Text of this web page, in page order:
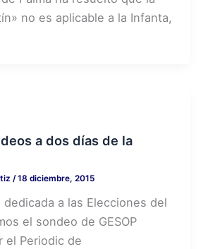
no es aplicable a la Infanta,
a dos días de la
/18 diciembre, 2015
dedicada a las Elecciones del
el sondeo de GESOP
el Periodic de